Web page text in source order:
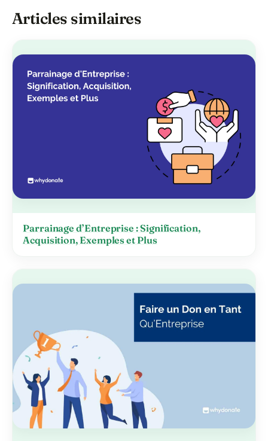
Articles similaires
Parrainage d’Entreprise : Signification,
Acquisition, Exemples et Plus